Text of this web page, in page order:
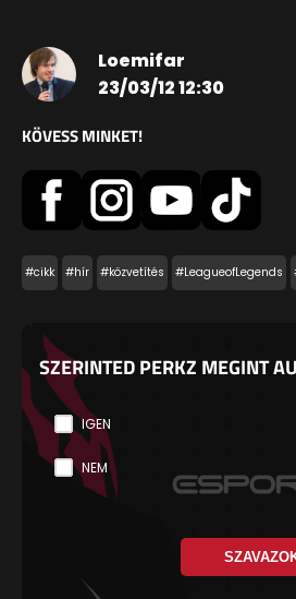
Loemifar
23/03/12 12:30
KÖVESS MINKET!
#cikk #hír #közvetítés #LeagueofLegends
SZERINTED PERKZ MEGINT
IGEN
NEM